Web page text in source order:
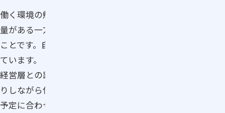
働く環境の魅力は、コンパクトな組織で現場の一体感や裁
量がある一方、イオングループのスケールメリットもある
ことです。自由度と安心感、その両方がある環境だと感じ
ています。
経営層との距離が近く、知見を聞いたり、考えを確認した
りしながら仕事が進められます。また、自分の業務状況や
予定に合わせてリモートワークやフレックス制度を活用